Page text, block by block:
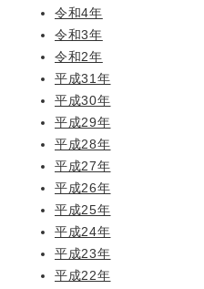
令和4年
令和3年
令和2年
平成31年
平成30年
平成29年
平成28年
平成27年
平成26年
平成25年
平成24年
平成23年
平成22年